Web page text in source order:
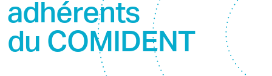
adhérents
du COMIDENT